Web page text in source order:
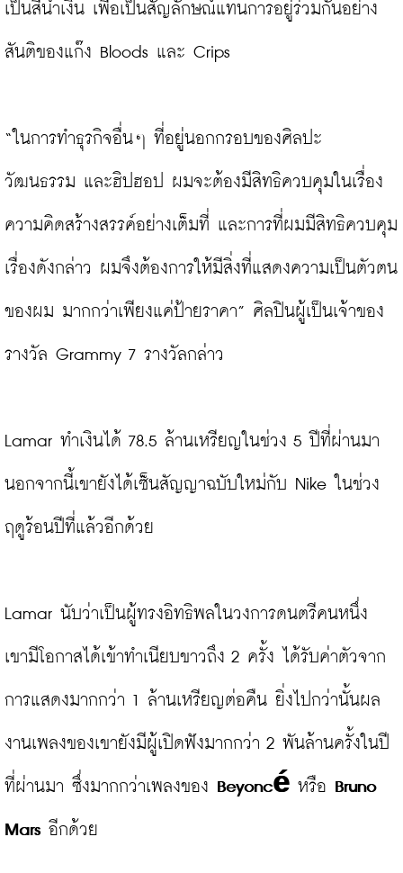
เป็นสีน้ำเงิน เพื่อเป็นสัญลักษณ์แทนการอยู่ร่วมกันอย่าง
สันติของแก๊ง Bloods และ Crips
“ในการทำธุรกิจอื่นๆ ที่อยู่นอกกรอบของศิลปะ
วัฒนธรรม และฮิปฮอป ผมจะต้องมีสิทธิควบคุมในเรื่อง
ความคิดสร้างสรรค์อย่างเต็มที่ และการที่ผมมีสิทธิควบคุม
เรื่องดังกล่าว ผมจึงต้องการให้มีสิ่งที่แสดงความเป็นตัวตน
ของผม มากกว่าเพียงแค่ป้ายราคา” ศิลปินผู้เป็นเจ้าของ
รางวัล Grammy 7 รางวัลกล่าว
Lamar ทำเงินได้ 78.5 ล้านเหรียญในช่วง 5 ปีที่ผ่านมา
นอกจากนี้เขายังได้เซ็นสัญญาฉบับใหม่กับ Nike ในช่วง
ฤดูร้อนปีที่แล้วอีกด้วย
Lamar นับว่าเป็นผู้ทรงอิทธิพลในวงการดนตรีคนหนึ่ง
เขามีโอกาสได้เข้าทำเนียบขาวถึง 2 ครั้ง ได้รับค่าตัวจาก
การแสดงมากกว่า 1 ล้านเหรียญต่อคืน ยิ่งไปกว่านั้นผล
งานเพลงของเขายังมีผู้เปิดฟังมากกว่า 2 พันล้านครั้งในปี
ที่ผ่านมา ซึ่งมากกว่าเพลงของ Beyoncé หรือ Bruno
Mars อีกด้วย